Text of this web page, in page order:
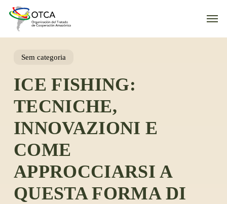
content
Menu
Sem categoria
ICE FISHING:
TECNICHE,
INNOVAZIONI E
COME
APPROCCIARSI A
QUESTA FORMA DI